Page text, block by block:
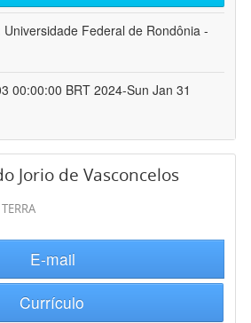
Universidade Federal de Rondônia -
00:00:00 BRT 2024-Sun Jan 31
Jorio de Vasconcelos
E-mail
Currículo